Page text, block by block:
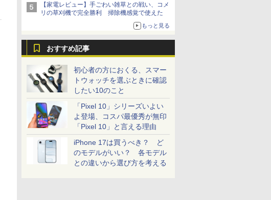
る。復活記念で2026年末まで500円
【家電レビュー】手ごわい雑草との戦い、コメ
リの草刈機で完全勝利 掃除機感覚で使えた
もっと見る
おすすめ記事
初心者の方におくる、スマー
トウォッチを選ぶときに確認
したい10のこと
「Pixel 10」シリーズいよい
よ登場、コスパ最優秀が無印
「Pixel 10」と言える理由
iPhone 17は買うべき？ ど
のモデルがいい？ 各モデル
との違いから選び方を考える